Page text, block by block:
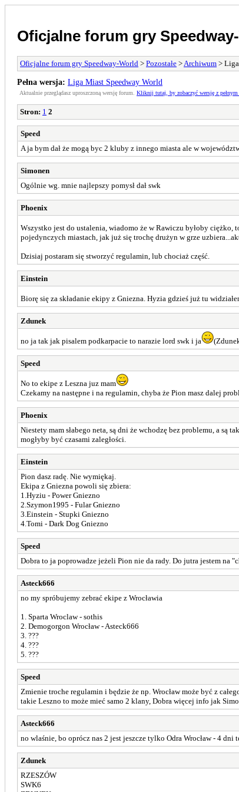
Oficjalne forum gry
Oficjalne forum gry Speedway-World > Pozostałe > Archiwum >
Pełna wersja: Liga Miast Speedway World
Aktualnie przeglądasz uproszczoną wersję forum. Kliknij tutaj, by zobaczyć wersję z pełnym
Stron: 1 2
Speed
A ja bym dał że mogą byc 2 kluby z innego miasta ale w
Simonen
Ogólnie wg. mnie najlepszy pomysł dał swk
Phoenix
Wszystko jest do ustalenia, wiadomo że w Rawiczu byłoby
pojedynczych miastach, jak już się trochę drużyn w grze
Dzisiaj postaram się stworzyć regulamin, lub chociaż część.
Einstein
Biorę się za składanie ekipy z Gniezna. Hyzia gdzieś już tu
Zdunek
no ja tak jak pisalem podkarpacie to narazie lord swk i ja
Speed
No to ekipe z Leszna juz mam
Czekamy na następne i na regulamin, chyba że Pion masz dalej
Phoenix
Niestety mam słabego neta, są dni że wchodzę bez problemu, a są
mogłyby być czasami zaległości.
Einstein
Pion dasz radę. Nie wymiękaj.
Ekipa z Gniezna powoli się zbiera:
1.Hyziu - Power Gniezno
2.Szymon1995 - Fular Gniezno
3.Einstein - Stupki Gniezno
4.Tomi - Dark Dog Gniezno
Speed
Dobra to ja poprowadze jeżeli Pion nie da rady. Do jutra jestem na
Asteck666
no my spróbujemy zebrać ekipe z Wrocławia
1. Sparta Wroclaw - sothis
2. Demogorgon Wrocław - Asteck666
3. ???
4. ???
5. ???
Speed
Zmienie troche regulamin i będzie że np. Wrocław może być z
takie Leszno to może mieć samo 2 klany, Dobra więcej info jak
Asteck666
no wlaśnie, bo oprócz nas 2 jest jeszcze tylko Odra Wrocław - 4 dni
Zdunek
RZESZÓW
SWK6